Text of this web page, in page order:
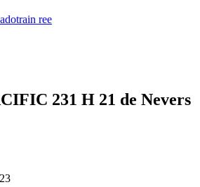
231 H 21 de Nevers